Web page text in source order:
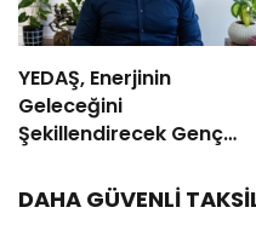
YEDAŞ, Enerjinin
Geleceğini
Şekillendirecek Genç
DAHA GÜVENLİ